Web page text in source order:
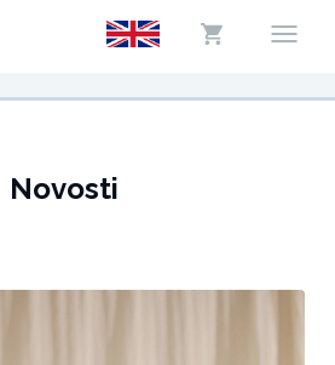
Novosti